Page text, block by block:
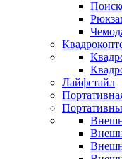
Лайфстайл